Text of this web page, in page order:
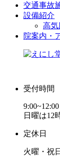
交通事故
設備紹介
高気
院案内・
受付時間
日曜は12
定休日
火曜・祝